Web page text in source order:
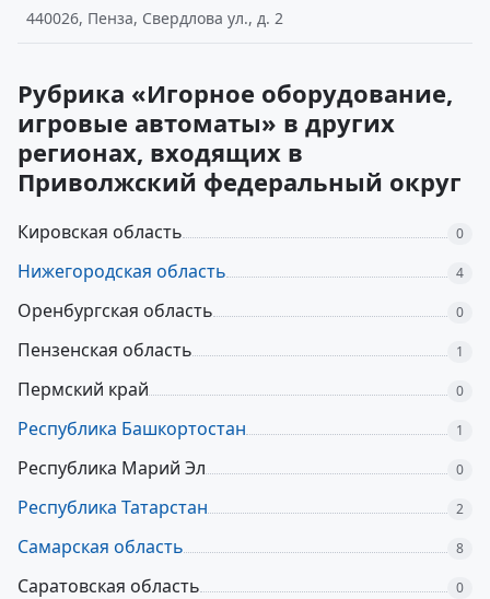
440026, Пенза, Свердлова ул., д. 2
Рубрика «Игорное оборудование,
игровые автоматы» в других
регионах, входящих в
Приволжский федеральный округ
Кировская область 0
Нижегородская область 4
Оренбургская область 0
Пензенская область 1
Пермский край 0
Республика Башкортостан 1
Республика Марий Эл 0
Республика Татарстан 2
Самарская область 8
Саратовская область 0